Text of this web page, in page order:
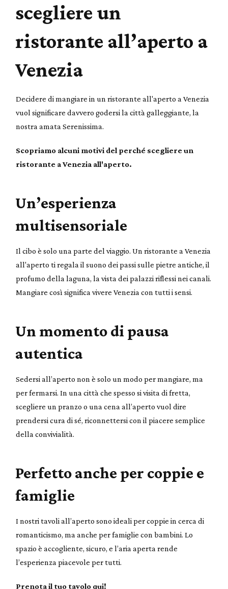
scegliere un
ristorante all’aperto a
Venezia
Decidere di mangiare in un ristorante all'aperto a Venezia
vuol significare davvero godersi la città galleggiante, la
nostra amata Serenissima.
Scopriamo alcuni motivi del perché scegliere un
ristorante a Venezia all'aperto.
Un’esperienza
multisensoriale
Il cibo è solo una parte del viaggio. Un ristorante a Venezia
all'aperto ti regala il suono dei passi sulle pietre antiche, il
profumo della laguna, la vista dei palazzi riflessi nei canali.
Mangiare così significa vivere Venezia con tutti i sensi.
Un momento di pausa
autentica
Sedersi all’aperto non è solo un modo per mangiare, ma
per fermarsi. In una città che spesso si visita di fretta,
scegliere un pranzo o una cena all’aperto vuol dire
prendersi cura di sé, riconnettersi con il piacere semplice
della convivialità.
Perfetto anche per coppie e
famiglie
I nostri tavoli all’aperto sono ideali per coppie in cerca di
romanticismo, ma anche per famiglie con bambini. Lo
spazio è accogliente, sicuro, e l’aria aperta rende
l’esperienza piacevole per tutti.
Prenota il tuo tavolo qui!